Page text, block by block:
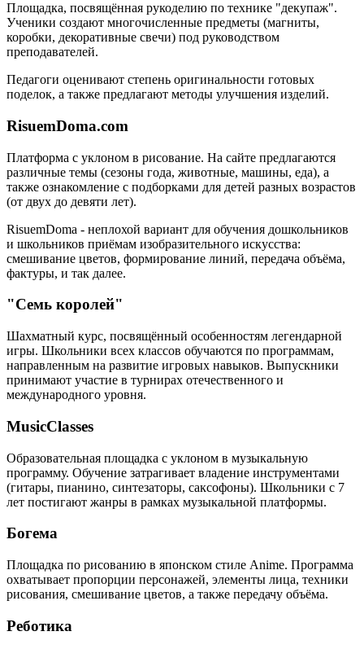
Площадка, посвящённая рукоделию по технике "декупаж".
Ученики создают многочисленные предметы (магниты,
коробки, декоративные свечи) под руководством
преподавателей.
Педагоги оценивают степень оригинальности готовых
поделок, а также предлагают методы улучшения изделий.
RisuemDoma.com
Платформа с уклоном в рисование. На сайте предлагаются
различные темы (сезоны года, животные, машины, еда), а
также ознакомление с подборками для детей разных возрастов
(от двух до девяти лет).
RisuemDoma - неплохой вариант для обучения дошкольников
и школьников приёмам изобразительного искусства:
смешивание цветов, формирование линий, передача объёма,
фактуры, и так далее.
"Семь королей"
Шахматный курс, посвящённый особенностям легендарной
игры. Школьники всех классов обучаются по программам,
направленным на развитие игровых навыков. Выпускники
принимают участие в турнирах отечественного и
международного уровня.
MusicClasses
Образовательная площадка с уклоном в музыкальную
программу. Обучение затрагивает владение инструментами
(гитары, пианино, синтезаторы, саксофоны). Школьники с 7
лет постигают жанры в рамках музыкальной платформы.
Богема
Площадка по рисованию в японском стиле Anime. Программа
охватывает пропорции персонажей, элементы лица, техники
рисования, смешивание цветов, а также передачу объёма.
Реботика